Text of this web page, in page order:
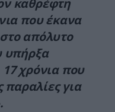
καθρέφτη
που έκανα
απόλυτο
υπήρξα
χρόνια που
για